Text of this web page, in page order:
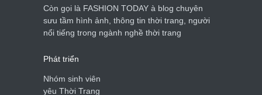
Còn gọi là FASHION TODAY à blog chuyên
sưu tầm hình ảnh, thông tin thời trang, người
nổi tiếng trong ngành nghề thời trang
Phát triển
Nhóm sinh viên
yêu Thời Trang